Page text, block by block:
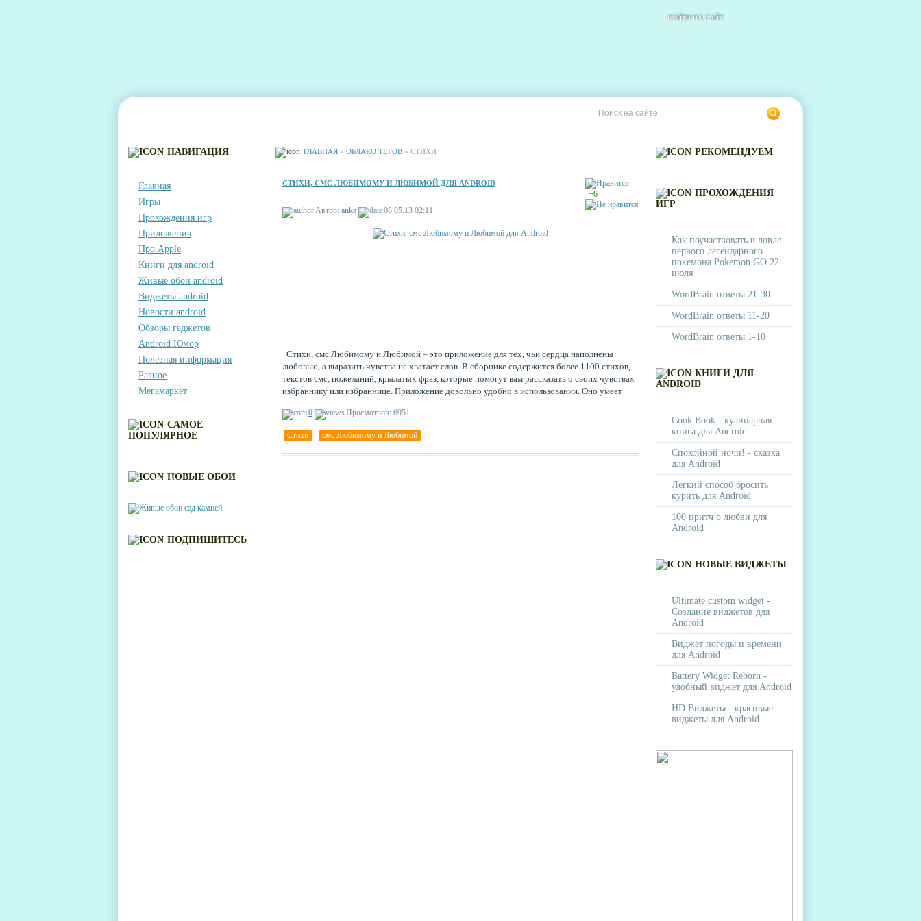
ВОЙТИ НА САЙТ
НАВИГАЦИЯ
Главная
Игры
Прохождения игр
Приложения
Про Apple
Книги для android
Живые обои android
Виджеты android
Новости android
Обзоры гаджетов
Android Юмор
Полезная информация
Разное
Мегамаркет
САМОЕ
ПОПУЛЯРНОЕ
НОВЫЕ ОБОИ
КАМНЕЙ
ПОДПИШИТЕСЬ
ГЛАВНАЯ » ОБЛАКО ТЕГОВ » СТИХИ
+6
СТИХИ, СМС ЛЮБИМОМУ И ЛЮБИМОЙ ДЛЯ ANDROID
Автор: anka 08.05.13 02:11
Стихи, смс Любимому и Любимой – это приложение для тех, чьи сердца наполнены
любовью, а выразить чувства не хватает слов. В сборнике содержится более 1100 стихов,
текстов смс, пожеланий, крылатых фраз, которые помогут вам рассказать о своих чувствах
избраннику или избраннице. Приложение довольно удобно в использовании. Оно умеет
разыскивать его по-новому. Его текст вы сможете скопировать, отправить в
0 Просмотров: 6951
Стихи смс Любимому и Любимой
РЕКОМЕНДУЕМ
ПРОХОЖДЕНИЯ
ИГР
Как поучаствовать в ловле
первого легендарного
покемона Pokemon GO 22
июля
WordBrain ответы 21-30
WordBrain ответы 11-20
WordBrain ответы 1-10
КНИГИ ДЛЯ
ANDROID
Cook Book - кулинарная
книга для Android
Спокойной ночи! - сказка
для Android
Легкий способ бросить
курить для Android
100 притч о любви для
Android
НОВЫЕ ВИДЖЕТЫ
Ultimate custom widget -
Создание виджетов для
Android
Виджет погоды и времени
для Android
Battery Widget Reborn -
удобный виджет для Android
HD Виджеты - красивые
виджеты для Android